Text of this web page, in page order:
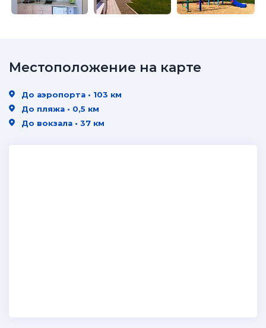
Местоположение на карте
До аэропорта • 103 км
До пляжа • 0,5 км
До вокзала • 37 км